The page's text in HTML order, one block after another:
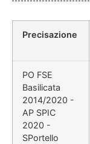
Precisazione
PO FSE
Basilicata
2014/2020 -
AP SPIC
2020 -
SPortello